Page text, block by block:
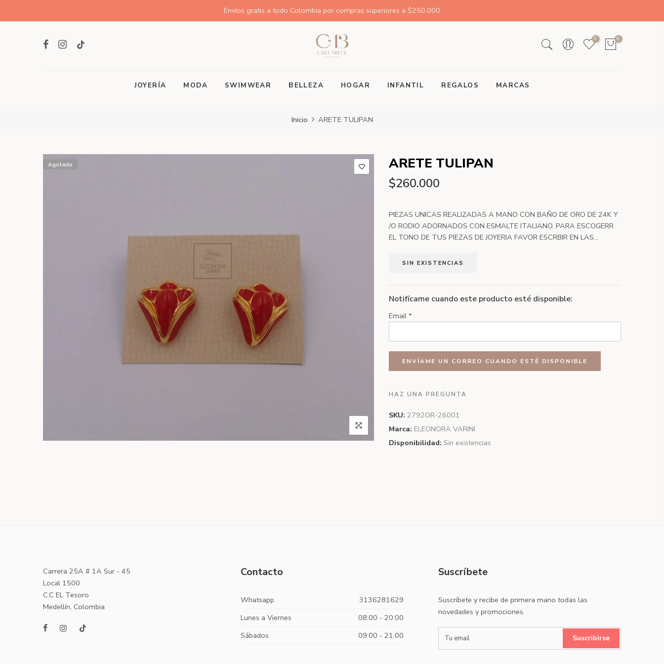
Envíos gratis a todo Colombia por compras superiores a $250.000
0 0
JOYERÍA MODA SWIMWEAR BELLEZA HOGAR INFANTIL REGALOS MARCAS
Inicio ARETE TULIPAN
Agotado ARETE TULIPAN
$260.000
PIEZAS UNICAS REALIZADAS A MANO CON BAÑO DE ORO DE 24K Y
/O RODIO ADORNADOS CON ESMALTE ITALIANO. PARA ESCOGERR
EL TONO DE TUS PIEZAS DE JOYERIA FAVOR ESCRBIR EN LAS...
SIN EXISTENCIAS
Notifícame cuando este producto esté disponible:
Email *
HAZ UNA PREGUNTA
SKU: 2792OR-26001
Marca: ELEONORA VARINI
Disponibilidad: Sin existencias
Carrera 25A # 1A Sur - 45
Local 1500
C.C EL Tesoro
Medellín, Colombia
Contacto
Whatsapp
3136281629
Lunes a Viernes
08:00 - 20:00
Sábados
09:00 - 21:00
Suscríbete
Suscríbete y recibe de primera mano todas las
novedades y promociones.
Suscribirse